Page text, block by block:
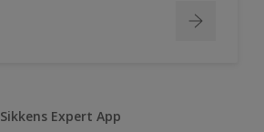
Sikkens Expert App